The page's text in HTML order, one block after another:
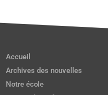
Accueil
Archives des nouvelles
Notre école